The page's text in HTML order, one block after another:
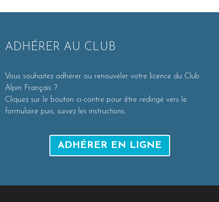
ADHÉRER AU CLUB
Vous souhaitez adhérer ou renouveler votre licence du Club
Alpin Français ?
Cliquez sur le bouton ci-contre pour être redirigé vers le
formulaire puis, suivez les instructions.
ADHÉRER EN LIGNE